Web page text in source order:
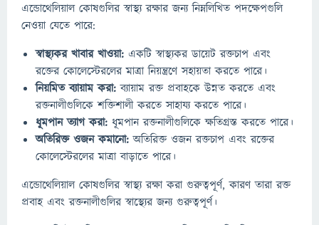
এন্ডোথেলিয়াল কোষগুলির স্বাস্থ্য রক্ষার জন্য নিম্নলিখিত পদক্ষেপগুলি
নেওয়া যেতে পারে:
স্বাস্থ্যকর খাবার খাওয়া: একটি স্বাস্থ্যকর ডায়েট রক্তচাপ এবং
রক্তের কোলেস্টেরলের মাত্রা নিয়ন্ত্রণে সহায়তা করতে পারে।
নিয়মিত ব্যায়াম করা: ব্যায়াম রক্ত প্রবাহকে উন্নত করতে এবং
রক্তনালীগুলিকে শক্তিশালী করতে সাহায্য করতে পারে।
ধূমপান ত্যাগ করা: ধূমপান রক্তনালীগুলিকে ক্ষতিগ্রস্ত করতে পারে।
অতিরিক্ত ওজন কমানো: অতিরিক্ত ওজন রক্তচাপ এবং রক্তের
কোলেস্টেরলের মাত্রা বাড়াতে পারে।
এন্ডোথেলিয়াল কোষগুলির স্বাস্থ্য রক্ষা করা গুরুত্বপূর্ণ, কারণ তারা রক্ত
প্রবাহ এবং রক্তনালীগুলির স্বাস্থ্যের জন্য গুরুত্বপূর্ণ।